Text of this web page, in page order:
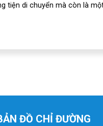
tiện di chuyển mà còn là
ĐỒ CHỈ ĐƯỜNG